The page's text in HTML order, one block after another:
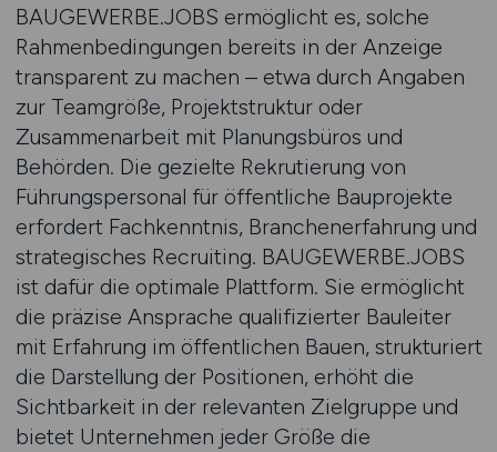
BAUGEWERBE.JOBS ermöglicht es, solche
Rahmenbedingungen bereits in der Anzeige
transparent zu machen – etwa durch Angaben
zur Teamgröße, Projektstruktur oder
Zusammenarbeit mit Planungsbüros und
Behörden. Die gezielte Rekrutierung von
Führungspersonal für öffentliche Bauprojekte
erfordert Fachkenntnis, Branchenerfahrung und
strategisches Recruiting. BAUGEWERBE.JOBS
ist dafür die optimale Plattform. Sie ermöglicht
die präzise Ansprache qualifizierter Bauleiter
mit Erfahrung im öffentlichen Bauen, strukturiert
die Darstellung der Positionen, erhöht die
Sichtbarkeit in der relevanten Zielgruppe und
bietet Unternehmen jeder Größe die